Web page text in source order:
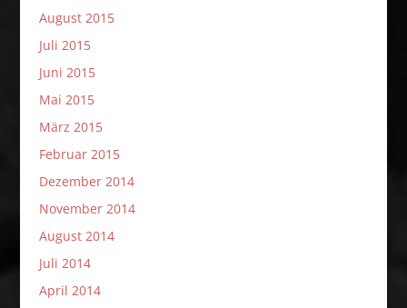
August 2015
Juli 2015
Juni 2015
Mai 2015
März 2015
Februar 2015
Dezember 2014
November 2014
August 2014
Juli 2014
April 2014